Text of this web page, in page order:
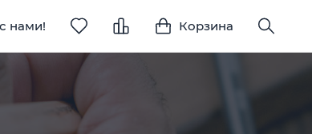
нами! Корзина